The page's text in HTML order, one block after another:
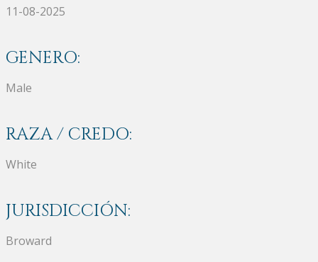
11-08-2025
GENERO:
Male
RAZA / CREDO:
White
JURISDICCIÓN:
Broward